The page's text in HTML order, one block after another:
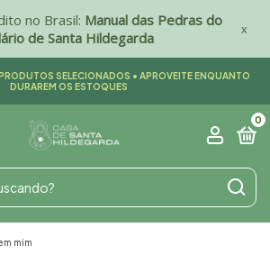
no Brasil: Manual das Pedras do
de Santa Hildegarda
x
SELECIONADOS • APROVEITE ENQUANTO
DURAREM OS ESTOQUES
0
mim